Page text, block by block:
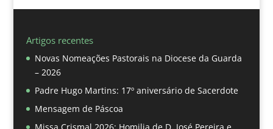
Artigos recentes
Novas Nomeações Pastorais na Diocese da Guarda
– 2026
Padre Hugo Martins: 17º aniversário de Sacerdote
Mensagem de Páscoa